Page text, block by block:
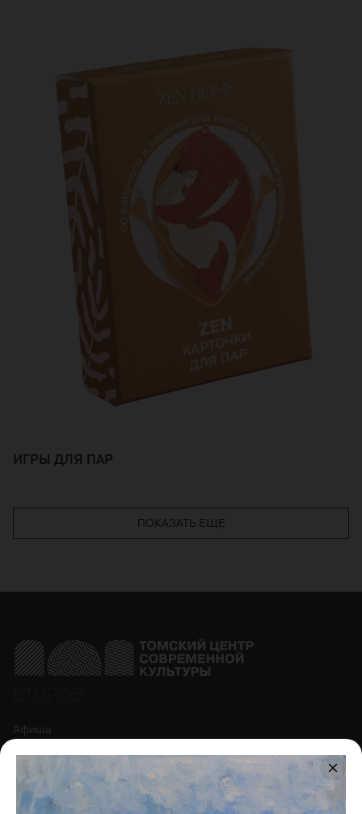
ИГРЫ ДЛЯ ПАР
ПОКАЗАТЬ ЕЩЕ
Афиша
Гастро
О центре
Правила фото и видеосъёмки